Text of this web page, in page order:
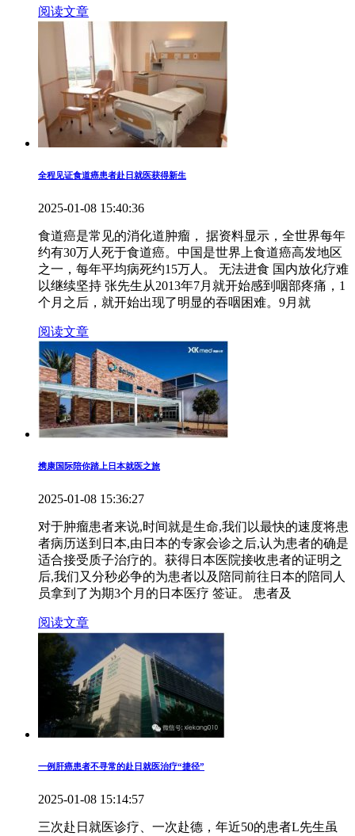
阅读文章
全程见证食道癌患者赴日就医获得新生
2025-01-08 15:40:36
食道癌是常见的消化道肿瘤， 据资料显示，全世界每年
约有30万人死于食道癌。中国是世界上食道癌高发地区
之一，每年平均病死约15万人。 无法进食 国内放化疗难
以继续坚持 张先生从2013年7月就开始感到咽部疼痛，1
个月之后，就开始出现了明显的吞咽困难。9月就
阅读文章
携康国际陪你踏上日本就医之旅
2025-01-08 15:36:27
对于肿瘤患者来说,时间就是生命,我们以最快的速度将患
者病历送到日本,由日本的专家会诊之后,认为患者的确是
适合接受质子治疗的。获得日本医院接收患者的证明之
后,我们又分秒必争的为患者以及陪同前往日本的陪同人
员拿到了为期3个月的日本医疗 签证。 患者及
阅读文章
一例肝癌患者不寻常的赴日就医治疗“捷径”
2025-01-08 15:14:57
三次赴日就医诊疗、一次赴德，年近50的患者L先生虽